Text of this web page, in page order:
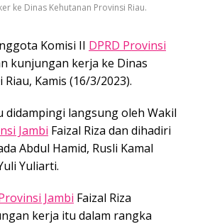
ke Dinas Kehutanan Provinsi Riau.
Komisi II DPRD Provinsi
kunjungan kerja ke Dinas
Kamis (16/3/2023).
didampingi langsung oleh Wakil
Jambi Faizal Riza dan dihadiri
Abdul Hamid, Rusli Kamal
Yuliarti.
Jambi Faizal Riza
kerja itu dalam rangka